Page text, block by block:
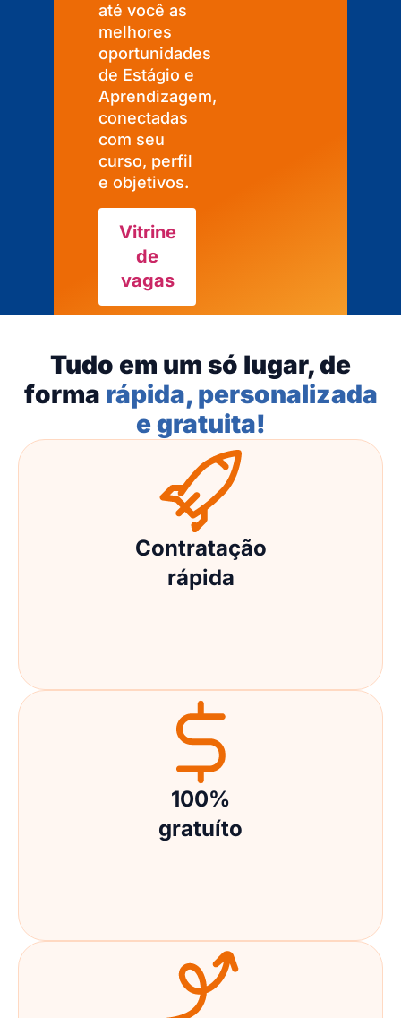
até você as
melhores
oportunidades
de Estágio e
Aprendizagem,
conectadas
com seu
curso, perfil
e objetivos.
Vitrine
de
vagas
Tudo em um só lugar, de
forma rápida, personalizada
e gratuita!
Contratação
rápida
100%
gratuíto